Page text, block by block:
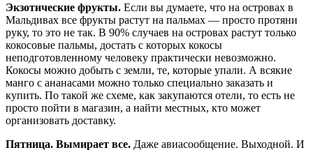
Экзотические фрукты. Если вы думаете, что на островах в
Мальдивах все фрукты растут на пальмах — просто протяни
руку, то это не так. В 90% случаев на островах растут только
кокосовые пальмы, достать с которых кокосы
неподготовленному человеку практически невозможно.
Кокосы можно добыть с земли, те, которые упали. А всякие
манго с ананасами можно только специально заказать и
купить. По такой же схеме, как закупаются отели, то есть не
просто пойти в магазин, а найти местных, кто может
организовать доставку.
Пятница. Вымирает все. Даже авиасообщение. Выходной. И